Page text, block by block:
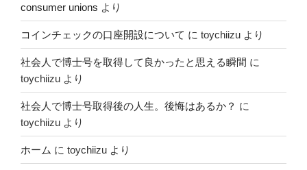
consumer unions より
コインチェックの口座開設について に toychiizu より
社会人で博士号を取得して良かったと思える瞬間 に
toychiizu より
社会人で博士号取得後の人生。後悔はあるか？ に
toychiizu より
ホーム に toychiizu より